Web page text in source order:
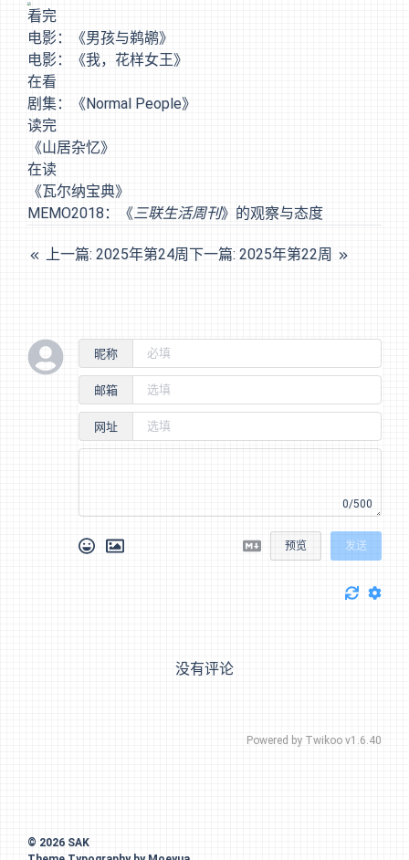
看完
电影：《男孩与鹈鹕》
电影：《我，花样女王》
在看
剧集：《Normal People》
读完
《山居杂忆》
在读
《瓦尔纳宝典》
MEMO2018：《三联生活周刊》的观察与态度
上一篇: 2025年第24周下一篇: 2025年第22周
昵称
邮箱
网址
0/500
预览 发送
没有评论
Powered by Twikoo v1.6.40
© 2026 SAK